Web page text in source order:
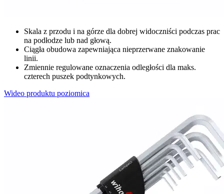
Skala z przodu i na górze dla dobrej widoczniści podczas prac
na podłodze lub nad głową.
Ciągła obudowa zapewniająca nieprzerwane znakowanie
linii.
Zmiennie regulowane oznaczenia odległości dla maks.
czterech puszek podtynkowych.
Wideo produktu poziomica